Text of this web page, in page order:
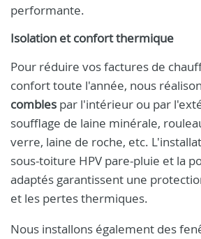
performante.
Isolation et confort thermique
Pour réduire vos factures de
confort toute l'année, nous
combles par l'intérieur ou par
soufflage de laine minérale,
verre, laine de roche, etc.
sous-toiture HPV pare-pluie et la
adaptés garantissent une
et les pertes thermiques.
Nous installons également des